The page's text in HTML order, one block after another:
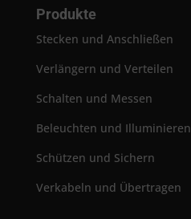
Produkte
Stecken und Anschließen
Verlängern und Verteilen
Schalten und Messen
Beleuchten und Illuminieren
Schützen und Sichern
Verkabeln und Übertragen